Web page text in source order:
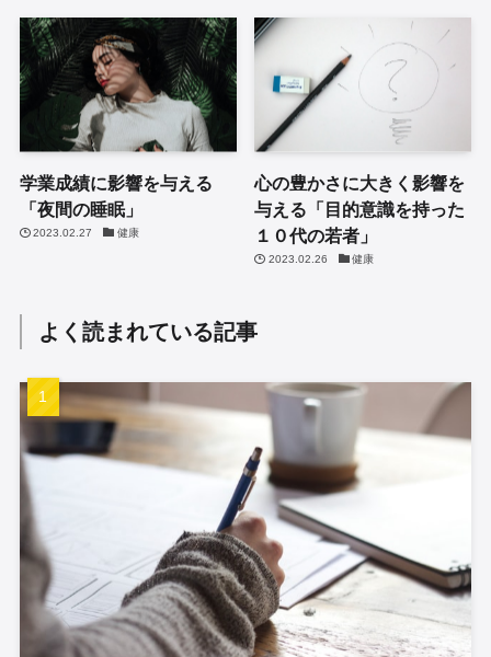
学業成績に影響を与える
「夜間の睡眠」
2023.02.27 健康
心の豊かさに大きく影響を
与える「目的意識を持った
１０代の若者」
2023.02.26 健康
よく読まれている記事